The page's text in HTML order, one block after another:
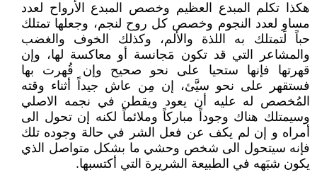
هكذا تكلم المبدع العظيم وخصص المبدع الأرواح لعدد
مساوِ لعدد النجوم وخصص كل روح لنجم، وجعلها تمتلك
حباً لتمتلك به اللذة والألم، وكذلك الخوف والغضب
والمشاعر التي قد تكون مَجانسة أو معاكسة لها، وإن
قهرتها فإنها ستحيا على نحو صحيح وإن قُهرت بها
فستقهر على نحو سيَّئ، إن مِن عاش جيداً أثناء وقته
المُخصص له عليه أن يعود ويقطن في نجمه الاصلي
وسيمتلك هناك وجوداً مباركاً وملائماً لكنه إن تحول الى
أمراه و إن لم يكف عن فعل الشر في حالة وجوده تلك
فإنه سيتحول الى شخص وحشي ما بشكل متواصل الذي
يكون شبَهه في الطبيعة الشريرة التي أكتسبها.